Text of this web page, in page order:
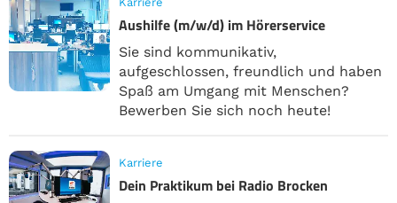
Aushilfe (m/w/d) im Hörerservice
Sie sind kommunikativ,
aufgeschlossen, freundlich und haben
Spaß am Umgang mit Menschen?
Bewerben Sie sich noch heute!
Karriere
Dein Praktikum bei Radio Brocken